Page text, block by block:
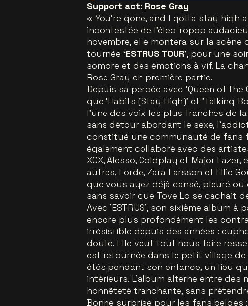
Support act: Rose Gray
« You’re gone, and I gotta stay high
incontestée de l’électropop
novembre, elle montera sur la scène
tournée ‘ESTRUS TOUR’, pour une
sombre et des émotions à vif. La
Rose Gray en première partie.
Depuis sa percée avec 'Queen of
que 'Habits (Stay High)' et 'Talking
l’une des voix les plus franches de
sans détour abordant le sexe,
constitué une communauté de fans
également collaboré avec des
XCX, Alesso, Coldplay et Major
autres, Lorde, Zara Larsson et Ellie
que vous ayez déjà dansé, pleuré
sans savoir que Tove Lo se cachait
Avec 'ESTRUS', son sixième album à
encore plus profondément les
irrésistible depuis des années :
doute. Elle veut tout nous faire
est retournée dans le petit village
étés pendant son enfance, un lieu
intérieurs. L’album alterne entre
honnêteté tranchante, sans
Bonne surprise pour les fans belges